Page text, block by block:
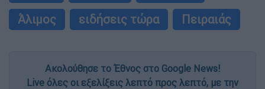
Άλιμος
ειδήσεις τώρα Πειραιάς
Ακολούθησε το Έθνος στο Google News!
Live όλες οι εξελίξεις λεπτό προς λεπτό, με την